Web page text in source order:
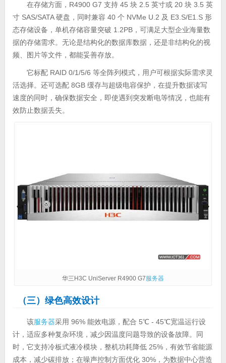
在存储方面，R4900 G7 支持 45 块 2.5 英寸或 20 块 3.5 英
寸 SAS/SATA 硬盘，同时兼容 40 个 NVMe U.2 及 E3.S/E1.S 形
态存储设备，单机存储容量突破 1.2PB，可满足大型企业海量数
据的存储需求。无论是结构化的数据库数据，还是非结构化的视
频、图片等文件，都能妥善存放。
它标配 RAID 0/1/5/6 等全阵列模式，用户可根据实际需求灵
活选择。还可选配 8GB 缓存与超级电容保护，在提升数据读写
速度的同时，确保数据安全，即使遇到突发断电等情况，也能有
效防止数据丢失。
华三H3C UniServer R4900 G7服务器
（三）绿色高效设计
该服务器采用 96% 能效电源，配合 5℃ - 45℃宽温运行设
计，适应多种复杂环境，减少因温度问题导致的设备故障。同
时，它支持冷板式液冷模块，整机功耗降低 25%，有效节省能源
成本，减少碳排放；在噪声控制方面优化 30%，为数据中心营造